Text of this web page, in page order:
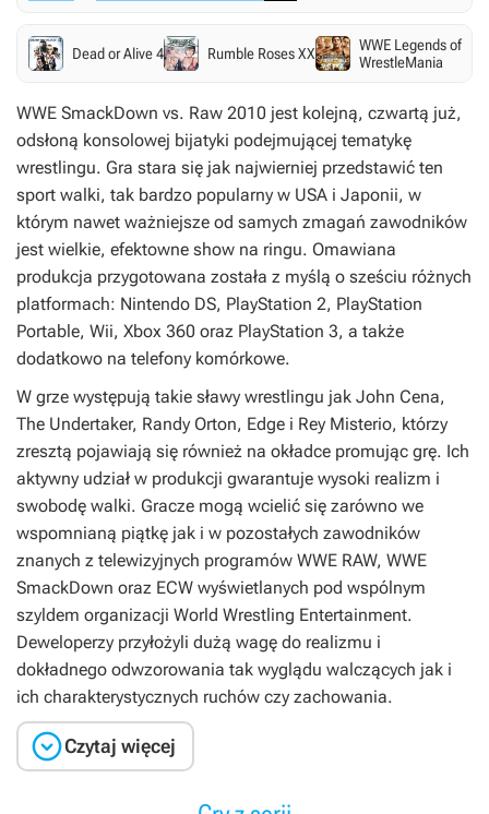
Dead or Alive 4 Rumble Roses XX
WWE Legends of
WrestleMania
WWE SmackDown vs. Raw 2010 jest kolejną, czwartą już,
odsłoną konsolowej bijatyki podejmującej tematykę
wrestlingu. Gra stara się jak najwierniej przedstawić ten
sport walki, tak bardzo popularny w USA i Japonii, w
którym nawet ważniejsze od samych zmagań zawodników
jest wielkie, efektowne show na ringu. Omawiana
produkcja przygotowana została z myślą o sześciu różnych
platformach: Nintendo DS, PlayStation 2, PlayStation
Portable, Wii, Xbox 360 oraz PlayStation 3, a także
dodatkowo na telefony komórkowe.
W grze występują takie sławy wrestlingu jak John Cena,
The Undertaker, Randy Orton, Edge i Rey Misterio, którzy
zresztą pojawiają się również na okładce promując grę. Ich
aktywny udział w produkcji gwarantuje wysoki realizm i
swobodę walki. Gracze mogą wcielić się zarówno we
wspomnianą piątkę jak i w pozostałych zawodników
znanych z telewizyjnych programów WWE RAW, WWE
SmackDown oraz ECW wyświetlanych pod wspólnym
szyldem organizacji World Wrestling Entertainment.
Deweloperzy przyłożyli dużą wagę do realizmu i
dokładnego odwzorowania tak wyglądu walczących jak i
ich charakterystycznych ruchów czy zachowania.
Czytaj więcej